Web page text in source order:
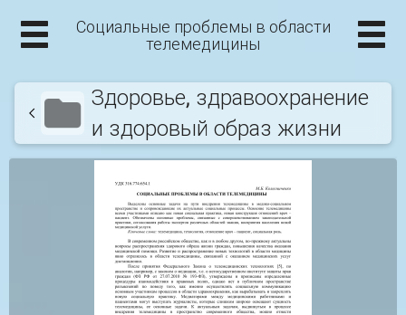
Социальные проблемы в области
телемедицины
Здоровье, здравоохранение
и здоровый образ жизни